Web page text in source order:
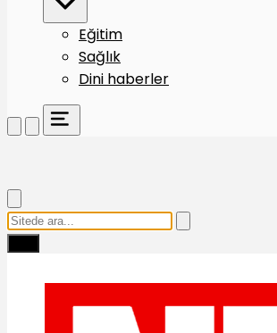
Eğitim
Sağlık
Dini haberler